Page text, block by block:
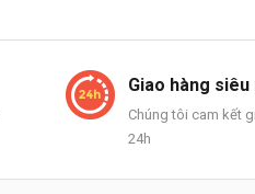
Giao hàng siêu
Chúng tôi cam kết
24h